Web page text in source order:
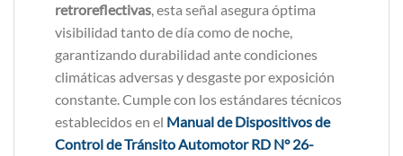
retroreflectivas, esta señal asegura óptima
visibilidad tanto de día como de noche,
garantizando durabilidad ante condiciones
climáticas adversas y desgaste por exposición
constante. Cumple con los estándares técnicos
establecidos en el Manual de Dispositivos de
Control de Tránsito Automotor RD N° 26-